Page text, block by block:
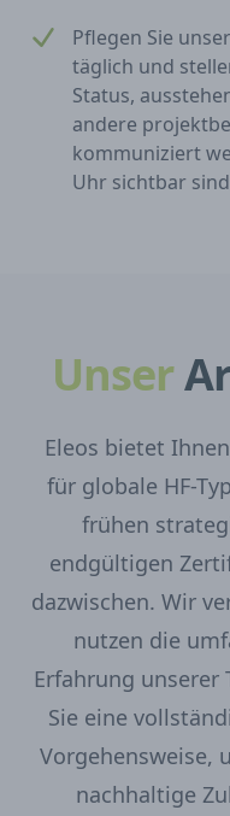
Pflegen Sie
täglich und
Status,
andere
kommuniziert
Uhr sichtbar
Unser
Eleos bietet
für globale HF-
frühen
endgültigen
dazwischen. Wir
nutzen die
Erfahrung unserer
Sie eine
Vorgehensweise,
nachhaltige